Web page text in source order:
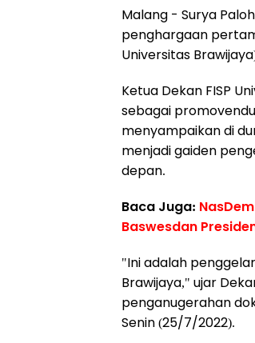
Malang - Surya
penghargaan
Universitas
Ketua Dekan FISP
sebagai
menyampaikan di
menjadi gaiden
depan.
Baca Juga:
Baswesdan
"Ini adalah
Brawijaya," ujar
penganugerahan
Senin (25/7/2022).